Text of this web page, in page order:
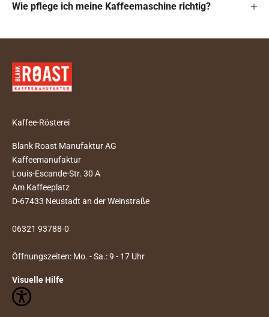
Wie pflege ich meine Kaffeemaschine richtig?
Kaffee-Rösterei
Blank Roast Manufaktur AG
Kaffeemanufaktur
Louis-Escande-Str. 30 A
Am Kaffeeplatz
D-67433 Neustadt an der Weinstraße
06321 93788-0
Öffnungszeiten: Mo. - Sa.: 9 - 17 Uhr
Visuelle Hilfe